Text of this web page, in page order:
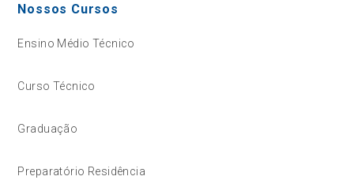
Nossos Cursos
Ensino Médio Técnico
Curso Técnico
Graduação
Preparatório Residência